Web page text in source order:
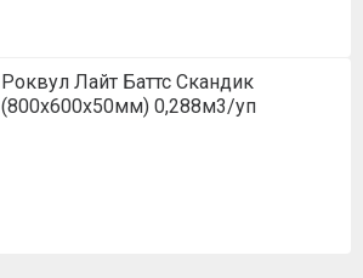
Роквул Лайт Баттс Скандик
(800х600х50мм) 0,288м3/уп